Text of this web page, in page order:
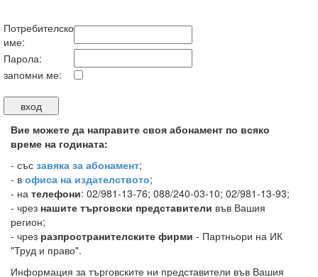
Потребителско
име:
Парола:
запомни ме:
Вие можете да направите своя абонамент по всяко
време на годината:
- със завяка за абонамент;
- в офиса на издателството;
- на телефони: 02/981-13-76; 088/240-03-10; 02/981-13-93;
- чрез нашите търговски представители във Вашия
регион;
- чрез разпространителските фирми - Партньори на ИК
"Труд и право".
Информация за търговските ни представители във Вашия